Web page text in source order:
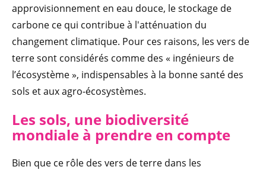
approvisionnement en eau douce, le stockage de
carbone ce qui contribue à l'atténuation du
changement climatique. Pour ces raisons, les vers de
terre sont considérés comme des « ingénieurs de
l’écosystème », indispensables à la bonne santé des
sols et aux agro-écosystèmes.
Les sols, une biodiversité
mondiale à prendre en compte
Bien que ce rôle des vers de terre dans les